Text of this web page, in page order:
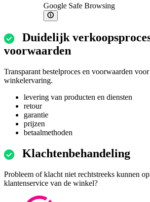
Google Safe Browsing
Duidelijk
voorwaarden
Transparant bestelproces en voorwaarden
winkelervaring.
levering van producten en diensten
retour
garantie
prijzen
betaalmethoden
Klachtenbehandeling
Probleem of klacht niet rechtstreeks kunnen
klantenservice van de winkel?